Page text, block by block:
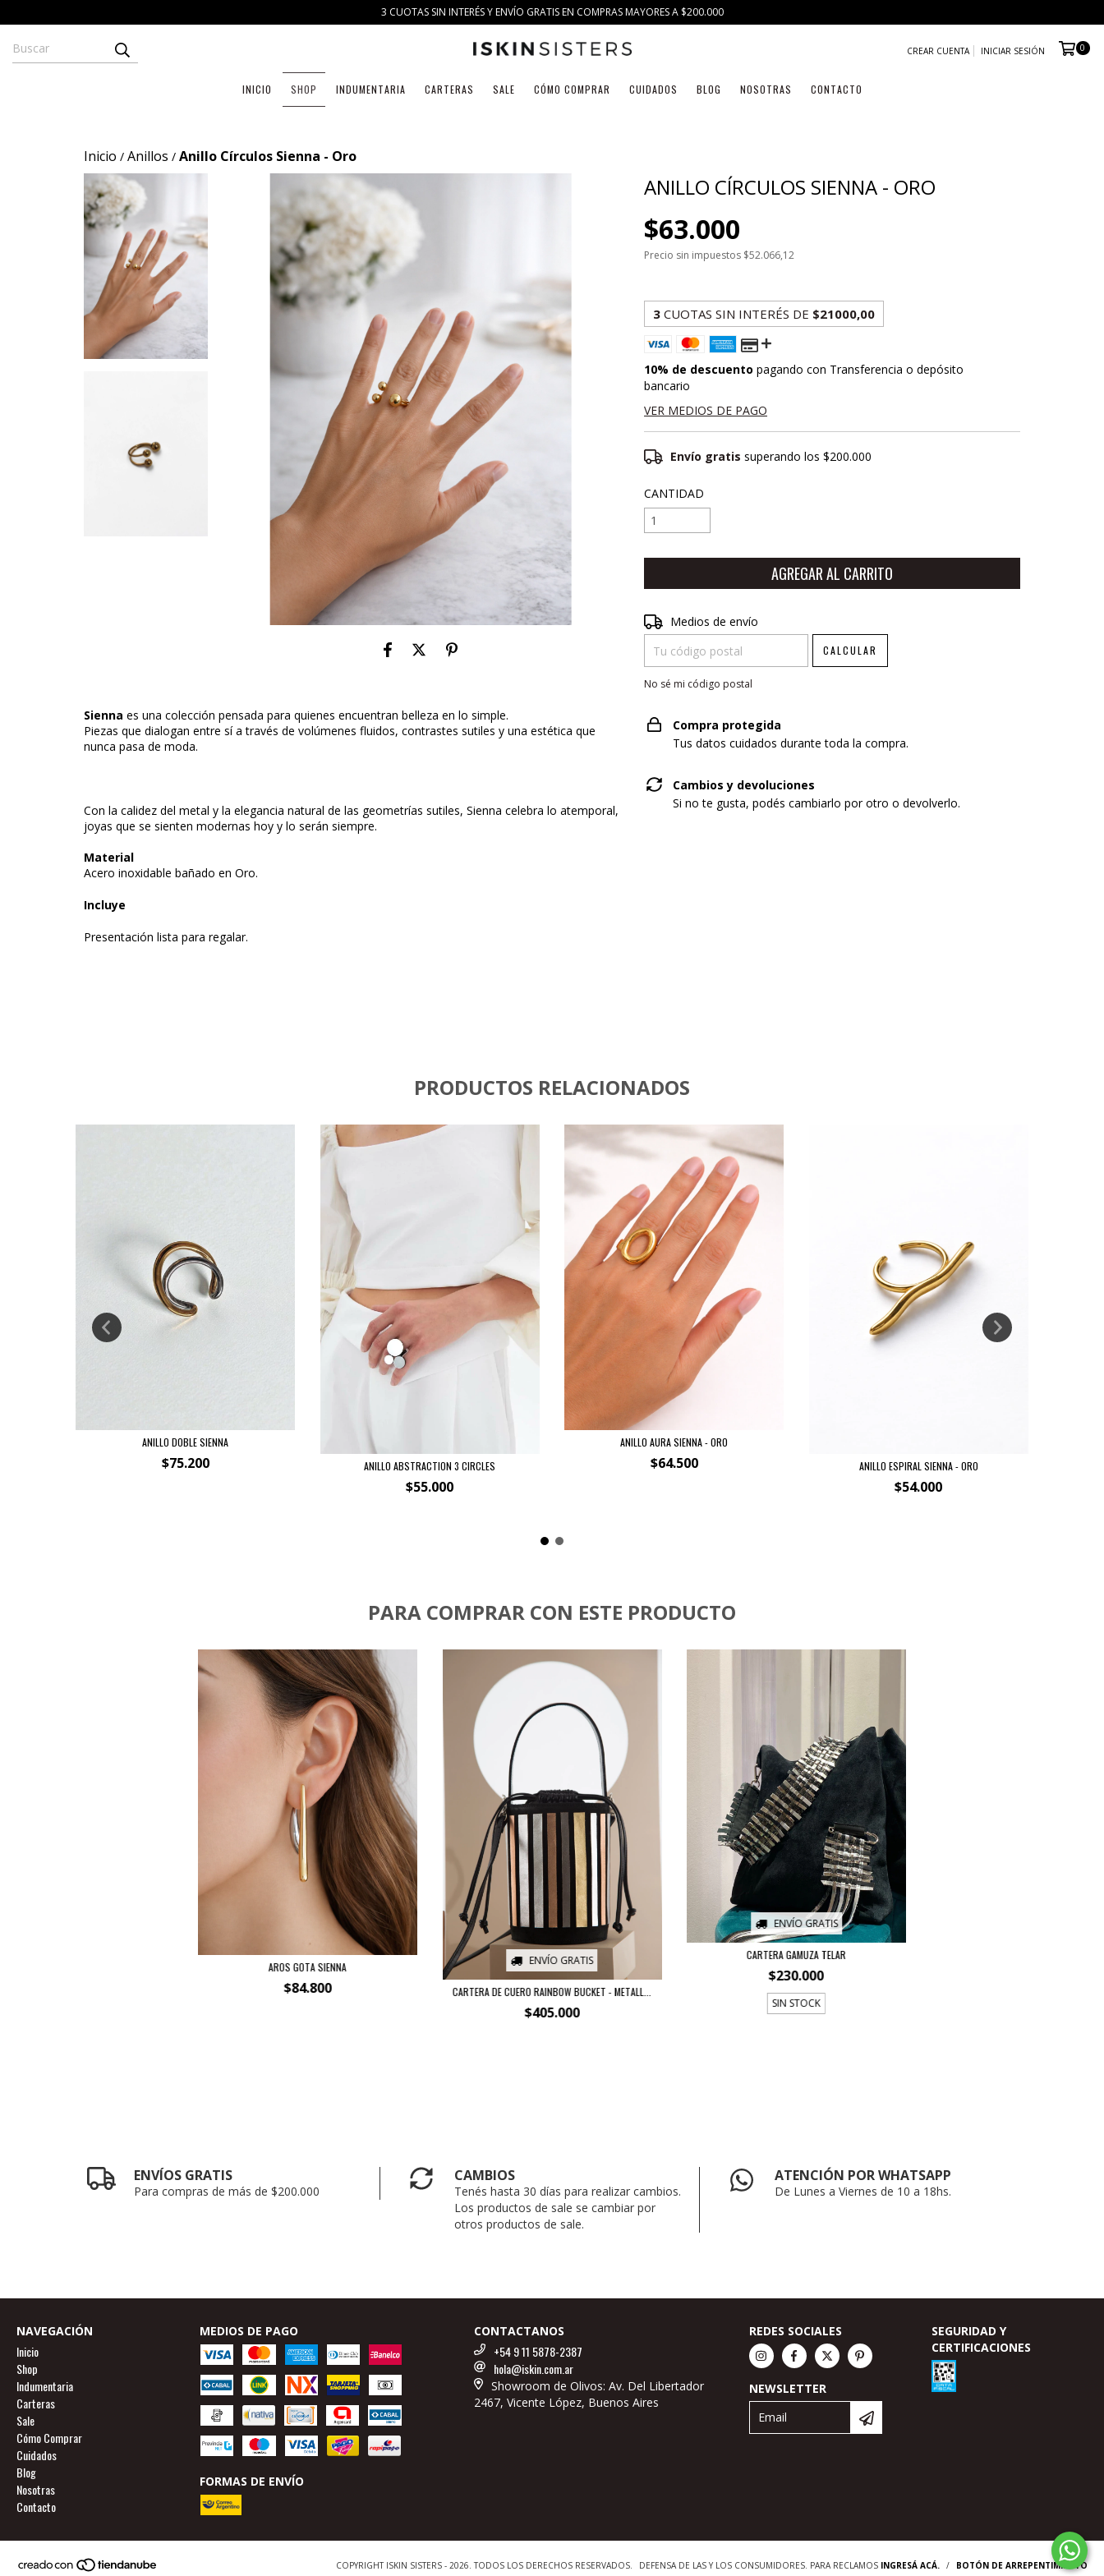
3 CUOTAS SIN INTERÉS Y ENVÍO GRATIS EN COMPRAS MAYORES A $200.000
CREAR CUENTA INICIAR SESIÓN 0
INICIO SHOP INDUMENTARIA CARTERAS SALE CÓMO COMPRAR CUIDADOS BLOG NOSOTRAS CONTACTO
Inicio / Anillos / Anillo Círculos Sienna - Oro
Sienna es una colección pensada para quienes encuentran belleza en lo simple.
Piezas que dialogan entre sí a través de volúmenes fluidos, contrastes sutiles y una estética que
nunca pasa de moda.
Con la calidez del metal y la elegancia natural de las geometrías sutiles, Sienna celebra lo atemporal,
joyas que se sienten modernas hoy y lo serán siempre.
Material
Acero inoxidable bañado en Oro.
Incluye
Presentación lista para regalar.
ANILLO CÍRCULOS SIENNA - ORO
$63.000
Precio sin impuestos $52.066,12
3 CUOTAS SIN INTERÉS DE $21000,00
10% de descuento pagando con Transferencia o depósito
bancario
VER MEDIOS DE PAGO
Envío gratis superando los$200.000
CANTIDAD
Entregas para el CP:
Medios de envío
CALCULAR
No sé mi código postal
Compra protegida
Tus datos cuidados durante toda la compra.
Cambios y devoluciones
Si no te gusta, podés cambiarlo por otro o devolverlo.
PRODUCTOS RELACIONADOS
ANILLO DOBLE SIENNA
$75.200 ANILLO ABSTRACTION 3 CIRCLES
$55.000
ANILLO AURA SIENNA - ORO
$64.500 ANILLO ESPIRAL SIENNA - ORO
$54.000
PARA COMPRAR CON ESTE PRODUCTO
AROS GOTA SIENNA
$84.800
ENVÍO GRATIS
CARTERA DE CUERO RAINBOW BUCKET - METALL...
$405.000
ENVÍO GRATIS
CARTERA GAMUZA TELAR
$230.000
SIN STOCK
ENVÍOS GRATIS
Para compras de más de $200.000
CAMBIOS
Tenés hasta 30 días para realizar cambios.
Los productos de sale se cambiar por
otros productos de sale.
ATENCIÓN POR WHATSAPP
De Lunes a Viernes de 10 a 18hs.
NAVEGACIÓN
Inicio
Shop
Indumentaria
Carteras
Sale
Cómo Comprar
Cuidados
Blog
Nosotras
Contacto
MEDIOS DE PAGO
FORMAS DE ENVÍO
CONTACTANOS
+54 9 11 5878-2387
hola@iskin.com.ar
Showroom de Olivos: Av. Del Libertador
2467, Vicente López, Buenos Aires
REDES SOCIALES
NEWSLETTER
SEGURIDAD Y
CERTIFICACIONES
COPYRIGHT ISKIN SISTERS - 2026. TODOS LOS DERECHOS RESERVADOS. DEFENSA DE LAS Y LOS CONSUMIDORES. PARA RECLAMOS INGRESÁ ACÁ. / BOTÓN DE ARREPENTIMIENTO